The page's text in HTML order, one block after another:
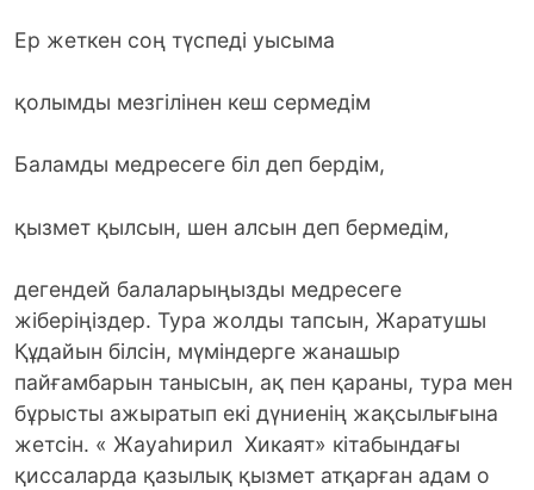
Ер жеткен соң түспеді уысыма
қолымды мезгілінен кеш сермедім
Баламды медресеге біл деп бердім,
қызмет қылсын, шен алсын деп бермедім,
дегендей балаларыңызды медресеге
жіберіңіздер. Тура жолды тапсын, Жаратушы
Құдайын білсін, мүміндерге жанашыр
пайғамбарын танысын, ақ пен қараны, тура мен
бұрысты ажыратып екі дүниенің жақсылығына
жетсін. « Жауаһирил Хикаят» кітабындағы
қиссаларда қазылық қызмет атқарған адам о